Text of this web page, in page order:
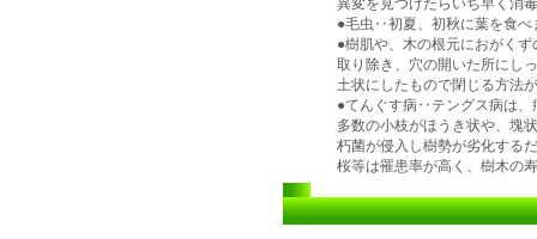
異変を見つけたらいち早く消
●毛虫‥初夏、初秋に葉を食べ
●樹肌や、木の根元におがく
取り除き、穴の開いた所にし
土状にしたもので閉じる方法
●てんぐす病‥テングス病は、
多数の小枝がほうき状や、塊
朽菌が侵入し樹勢が劣化する
桜等は罹患率が高く、樹木の